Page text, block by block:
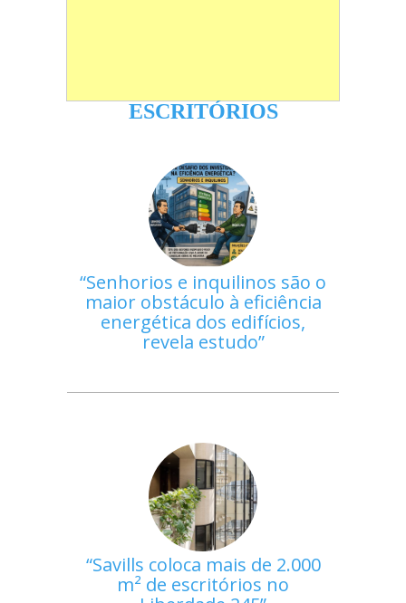
ESCRITÓRIOS
Senhorios e inquilinos são o
maior obstáculo à eficiência
energética dos edifícios,
revela estudo
Savills coloca mais de 2.000
m² de escritórios no